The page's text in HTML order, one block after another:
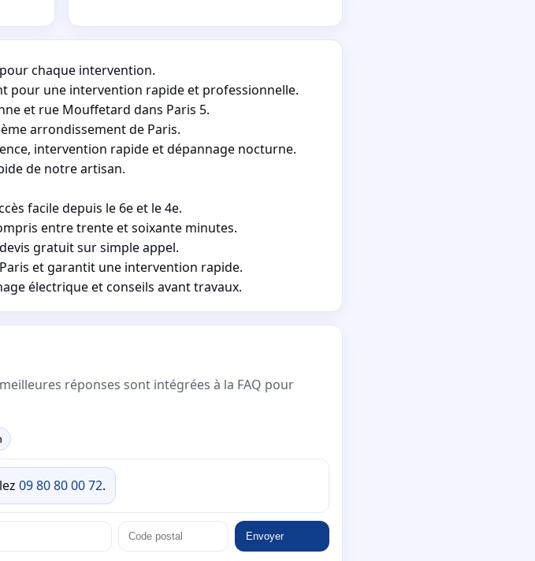
chaque intervention.
pour une intervention rapide et professionnelle.
et rue Mouffetard dans Paris 5.
arrondissement de Paris.
intervention rapide et dépannage nocturne.
de notre artisan.
facile depuis le 6e et le 4e.
entre trente et soixante minutes.
gratuit sur simple appel.
et garantit une intervention rapide.
électrique et conseils avant travaux.
réponses sont intégrées à la FAQ pour
09 80 80 00 72.
Envoyer